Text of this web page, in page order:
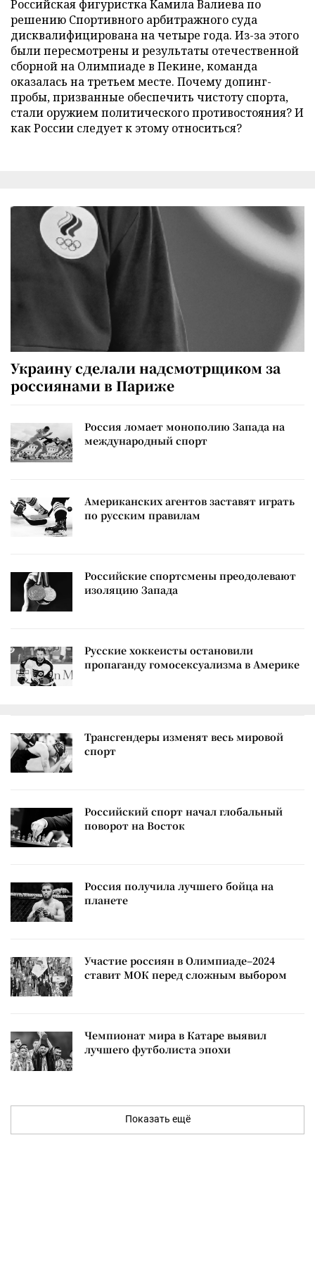
Российская фигуристка Камила Валиева по
решению Спортивного арбитражного суда
дисквалифицирована на четыре года. Из-за этого
были пересмотрены и результаты отечественной
сборной на Олимпиаде в Пекине, команда
оказалась на третьем месте. Почему допинг-
пробы, призванные обеспечить чистоту спорта,
стали оружием политического противостояния? И
как России следует к этому относиться?
Украину сделали надсмотрщиком за
россиянами в Париже
Россия ломает монополию Запада на
международный спорт
Американских агентов заставят играть
по русским правилам
Российские спортсмены преодолевают
изоляцию Запада
Русские хоккеисты остановили
пропаганду гомосексуализма в Америке
Трансгендеры изменят весь мировой
спорт
Российский спорт начал глобальный
поворот на Восток
Россия получила лучшего бойца на
планете
Участие россиян в Олимпиаде–2024
ставит МОК перед сложным выбором
Чемпионат мира в Катаре выявил
лучшего футболиста эпохи
Показать ещё